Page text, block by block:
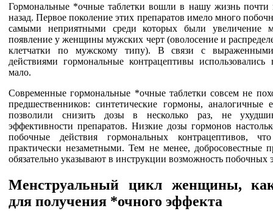
Гормональные *очные таблетки вошли в нашу жизнь почти
назад. Первое поколение этих препаратов имело много
самыми неприятными среди которых были увеличение
появление у женщины мужских черт (оволосение и
клетчатки по мужскому типу). В связи с
действиями гормональные контрацептивы
мало.
Современные гормональные *очные таблетки совсем не
предшественников: синтетические гормоны, аналогичные
позволили снизить дозы в несколько раз, не
эффективности препаратов. Низкие дозы гормонов
побочные действия гормональных контрацептивов,
практически незаметными. Тем не менее, добросовестные
обязательно указывают в инструкции возможность побочных
Менструальный цикл женщины,
для получения *очного эффекта